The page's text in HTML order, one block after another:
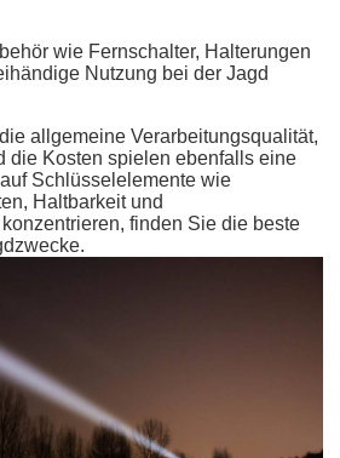
wie Fernschalter, Halterungen
Nutzung bei der Jagd
allgemeine Verarbeitungsqualität,
die Kosten spielen ebenfalls eine
Schlüsselelemente wie
Haltbarkeit und
finden Sie die beste